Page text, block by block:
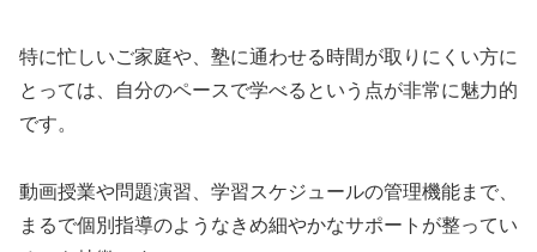
特に忙しいご家庭や、塾に通わせる時間が取りにくい方に
とっては、自分のペースで学べるという点が非常に魅力的
です。
動画授業や問題演習、学習スケジュールの管理機能まで、
まるで個別指導のようなきめ細やかなサポートが整ってい